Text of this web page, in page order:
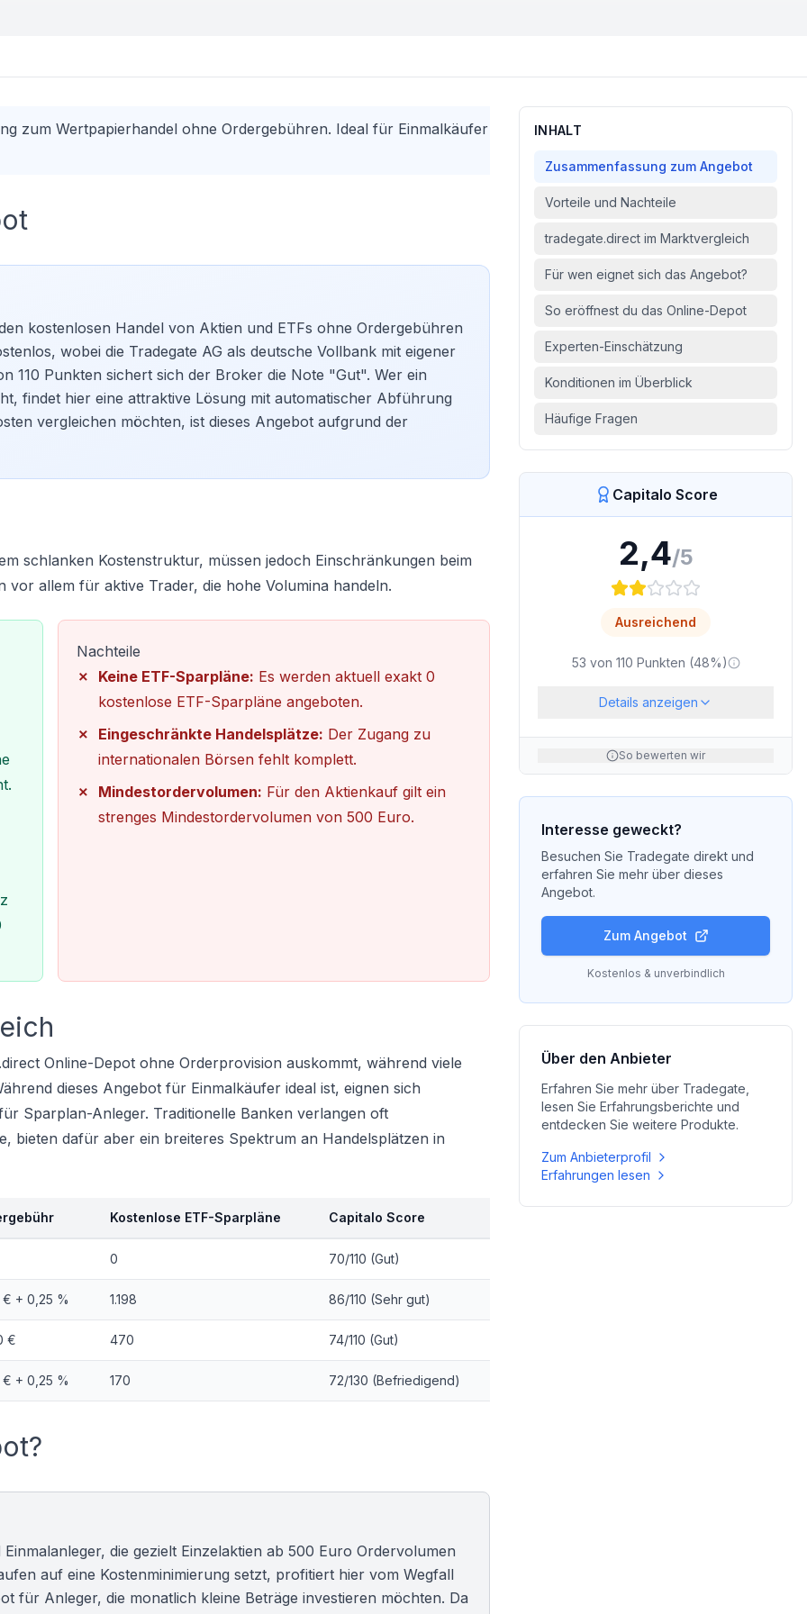
zum Wertpapierhandel ohne Ordergebühren. Ideal für Einmalkäufer
kostenlosen Handel von Aktien und ETFs ohne Ordergebühren
wobei die Tradegate AG als deutsche Vollbank mit eigener
110 Punkten sichert sich der Broker die Note "Gut". Wer ein
findet hier eine attraktive Lösung mit automatischer Abführung
vergleichen möchten, ist dieses Angebot aufgrund der
schlanken Kostenstruktur, müssen jedoch Einschränkungen beim
allem für aktive Trader, die hohe Volumina handeln.
Nachteile
Keine ETF-Sparpläne: Es werden aktuell exakt 0
kostenlose ETF-Sparpläne angeboten.
Eingeschränkte Handelsplätze: Der Zugang zu
internationalen Börsen fehlt komplett.
Mindestordervolumen: Für den Aktienkauf gilt ein
strenges Mindestordervolumen von 500 Euro.
Online-Depot ohne Orderprovision auskommt, während viele
dieses Angebot für Einmalkäufer ideal ist, eignen sich
Sparplan-Anleger. Traditionelle Banken verlangen oft
bieten dafür aber ein breiteres Spektrum an Handelsplätzen in
Kostenlose ETF-Sparpläne Capitalo Score
0 70/110 (Gut)
+ 0,25 % 1.198 86/110 (Sehr gut)
€ 470 74/110 (Gut)
+ 0,25 % 170 72/130 (Befriedigend)
die gezielt Einzelaktien ab 500 Euro Ordervolumen
auf eine Kostenminimierung setzt, profitiert hier vom Wegfall
für Anleger, die monatlich kleine Beträge investieren möchten. Da
INHALT
Zusammenfassung zum Angebot
Vorteile und Nachteile
tradegate.direct im Marktvergleich
Für wen eignet sich das Angebot?
So eröffnest du das Online-Depot
Experten-Einschätzung
Konditionen im Überblick
Häufige Fragen
Capitalo Score
2,4/5
Ausreichend
53 von 110 Punkten (48%)
Details anzeigen
So bewerten wir
Interesse geweckt?
Besuchen Sie Tradegate direkt und
erfahren Sie mehr über dieses
Angebot.
Zum Angebot
Kostenlos & unverbindlich
Über den Anbieter
Erfahren Sie mehr über Tradegate
lesen Sie Erfahrungsberichte und
entdecken Sie weitere Produkte.
Zum Anbieterprofil
Erfahrungen lesen